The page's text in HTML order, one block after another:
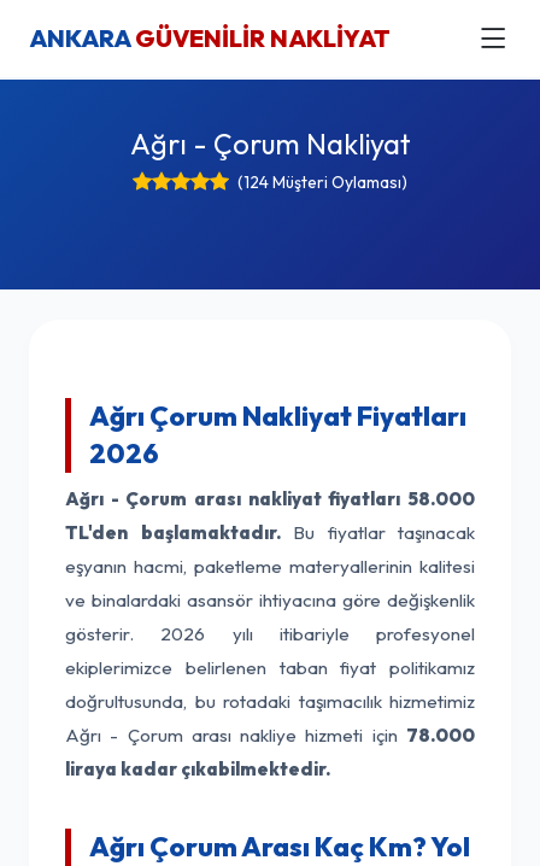
ANKARAGÜVENİLİR NAKLİYAT
Ağrı - Çorum Nakliyat
(124 Müşteri Oylaması)
Ağrı Çorum Nakliyat Fiyatları
2026
Ağrı - Çorum arası nakliyat fiyatları 58.000
TL'den başlamaktadır.Bu fiyatlar taşınacak
eşyanın hacmi, paketleme materyallerinin kalitesi
ve binalardaki asansör ihtiyacına göre değişkenlik
gösterir. 2026 yılı itibariyle profesyonel
ekiplerimizce belirlenen taban fiyat politikamız
doğrultusunda, bu rotadaki taşımacılık hizmetimiz
Ağrı - Çorum arası nakliye hizmeti için 78.000
liraya kadar çıkabilmektedir.
Ağrı Çorum Arası Kaç Km? Yol